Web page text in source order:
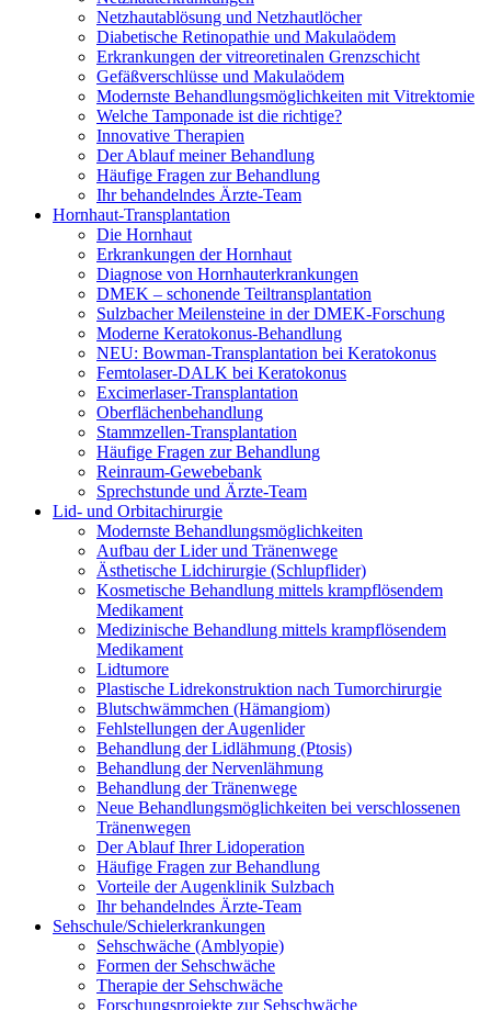
Netzhautablösung und Netzhautlöcher
Diabetische Retinopathie und Makulaödem
Erkrankungen der vitreoretinalen Grenzschicht
Gefäßverschlüsse und Makulaödem
Modernste Behandlungsmöglichkeiten mit Vitrektomie
Welche Tamponade ist die richtige?
Innovative Therapien
Der Ablauf meiner Behandlung
Häufige Fragen zur Behandlung
Ihr behandelndes Ärzte-Team
Hornhaut-Transplantation
Die Hornhaut
Erkrankungen der Hornhaut
Diagnose von Hornhauterkrankungen
DMEK – schonende Teiltransplantation
Sulzbacher Meilensteine in der DMEK-Forschung
Moderne Keratokonus-Behandlung
NEU: Bowman-Transplantation bei Keratokonus
Femtolaser-DALK bei Keratokonus
Excimerlaser-Transplantation
Oberflächenbehandlung
Stammzellen-Transplantation
Häufige Fragen zur Behandlung
Reinraum-Gewebebank
Sprechstunde und Ärzte-Team
Lid- und Orbitachirurgie
Modernste Behandlungsmöglichkeiten
Aufbau der Lider und Tränenwege
Ästhetische Lidchirurgie (Schlupflider)
Kosmetische Behandlung mittels krampflösendem
Medikament
Medizinische Behandlung mittels krampflösendem
Medikament
Lidtumore
Plastische Lidrekonstruktion nach Tumorchirurgie
Blutschwämmchen (Hämangiom)
Fehlstellungen der Augenlider
Behandlung der Lidlähmung (Ptosis)
Behandlung der Nervenlähmung
Behandlung der Tränenwege
Neue Behandlungsmöglichkeiten bei verschlossenen
Tränenwegen
Der Ablauf Ihrer Lidoperation
Häufige Fragen zur Behandlung
Vorteile der Augenklinik Sulzbach
Ihr behandelndes Ärzte-Team
Sehschule/Schielerkrankungen
Sehschwäche (Amblyopie)
Formen der Sehschwäche
Therapie der Sehschwäche
Forschungsprojekte zur Sehschwäche